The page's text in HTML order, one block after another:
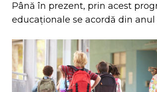
Până în prezent, prin acest
educaționale se acordă din anul